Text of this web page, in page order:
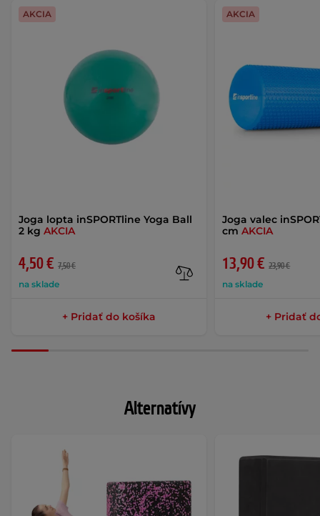
Joga lopta inSPORTline Yoga Ball
2 kg AKCIA
4,50 € 7,50 €
na sklade
AKCIA
+ Pridať do košíka
Joga valec
cmAKCIA
13,90 € 23,90 €
na sklade
AKCIA
+ Pridať
Alternatívy